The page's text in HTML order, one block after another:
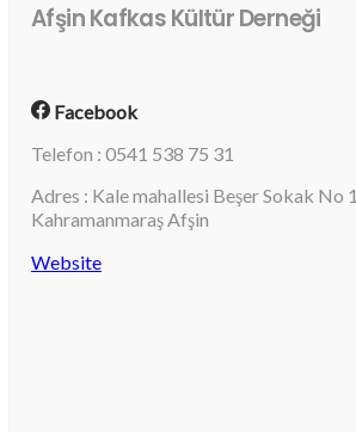
Afşin Kafkas Kültür Derneği
Facebook
Telefon : 0541 538 75 31
Adres : Kale mahallesi Beşer Sokak No 1
Kahramanmaraş Afşin
Website